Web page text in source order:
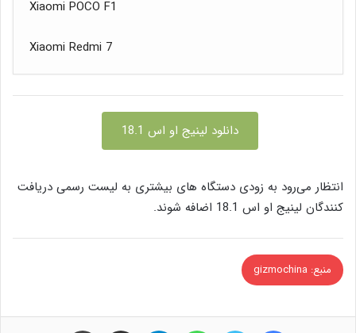
Xiaomi POCO F1
Xiaomi Redmi 7
دانلود لینیج او اس 18.1
انتظار می‌رود به زودی دستگاه های بیشتری به لیست رسمی دریافت
کنندگان لینیج او اس 18.1 اضافه شوند.
منبع: gizmochina